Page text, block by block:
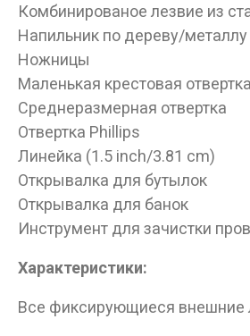
Комбинированое лезвие из
Напильник по дереву/металлу
Ножницы
Маленькая крестовая отвертка
Среднеразмерная отвертка
Отвертка Phillips
Линейка (1.5 inch/3.81 cm)
Открывалка для бутылок
Открывалка для банок
Инструмент для зачистки
Характеристики:
Все фиксирующиеся внешние
ДА НЕТ